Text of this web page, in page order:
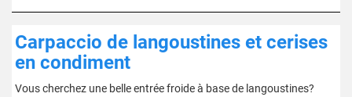
Carpaccio de langoustines et cerises
en condiment
Vous cherchez une belle entrée froide à base de langoustines?